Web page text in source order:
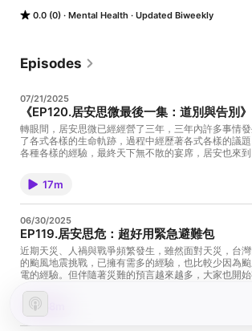
0.0 (0) Mental Health Updated Biweekly
持人日常生活歡樂閒談，以及有趣的創作嘗試。「
們共同豐富這個頻道吧！
《我有話要說》留言專區：
https://docs.google.com/forms/d/e/
843OwuBHaUyG0xSb1PIvdj0qnGm3ndzPA/
滴滴！）
https://pay.soundon.fm/podcasts/
https://www.instagram.com/
《Email寫信給居安》：hengshanart@gmail.com
--
Hosting provided by SoundOn
Episodes
07/21/2025
《EP120.居安思微最後一集：道別與告別》
轉眼間，居安思微已經經營了三年，三年內許多事情
了各式各樣的生命軌跡，過程中經歷著各式各樣的議
各種各樣的經驗，最終天下無不散的宴席，居安也來
會開始，與延續，過程中我們分享了各自的生活與生命
的學習，也有很多的挪動。轉眼間已經來到了最後一集
一場畢業典禮，不知道是否我們陪伴，有讓你感受到
持續宣傳「衡山靈學」也歡迎繼續透過「衡山靈學」與
識。 -- Hosting provided by SoundOn
17m
06/30/2025
EP119.居安思危：超好用緊急避難包
近期天災、人禍與戰爭頻繁發生，雖然面對天災，台
的颱風地震挑戰，已擁有需多的經驗，也比較少因為
電的經驗。但伴隨著災難的預言越來越多，大家也開
跟大家一起討論「緊急避難包」，面對無解的天災人禍
夠做些什麼，歡迎大家一起來跟我們未雨綢繆，居安思
-- Hosting provided by SoundOn